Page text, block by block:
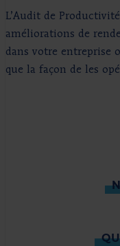
L’Audit de
améliorations de
dans votre entreprise
que la façon de les